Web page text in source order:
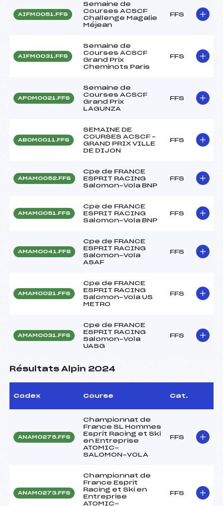
AIFM0051.FFS
Semaine de
Courses ACSCF
Challenge Magalie
Méjean
FFS
AIFM0031.FFS
Semaine de
Courses ACSCF
Grand Prix
Cheminots Paris
FFS
APOM0021.FFS
Semaine de
Courses ACSCF
Grand Prix
LAGUNZA
FFS
ABOM0011.FFS
SEMAINE DE
COURSES ACSCF –
GRAND PRIX VILLE
DE DIJON
FFS
AMAM0052.FFS
Cpe de FRANCE
ESPRIT RACING
Salomon-Vola BNP
FFS
AMAM0051.FFS
Cpe de FRANCE
ESPRIT RACING
Salomon-Vola BNP
FFS
AMAM0041.FFS
Cpe de FRANCE
ESPRIT RACING
Salomon-Vola
ASAF
FFS
AMAM0021.FFS
Cpe de FRANCE
ESPRIT RACING
Salomon-Vola US
METRO
FFS
AMAM0031.FFS
Cpe de FRANCE
ESPRIT RACING
Salomon-Vola
UASG
FFS
Résultats Alpin 2024
Codex Course Cat.
ANAM0275.FFS
Championnat de
France SL Hommes
Esprit Racing et Ski
en Entreprise
ATOMIC-
SALOMON-VOLA
FFS
ANAM0273.FFS
Championnat de
France Esprit
Racing et Ski en
Entreprise
ATOMIC-
FFS